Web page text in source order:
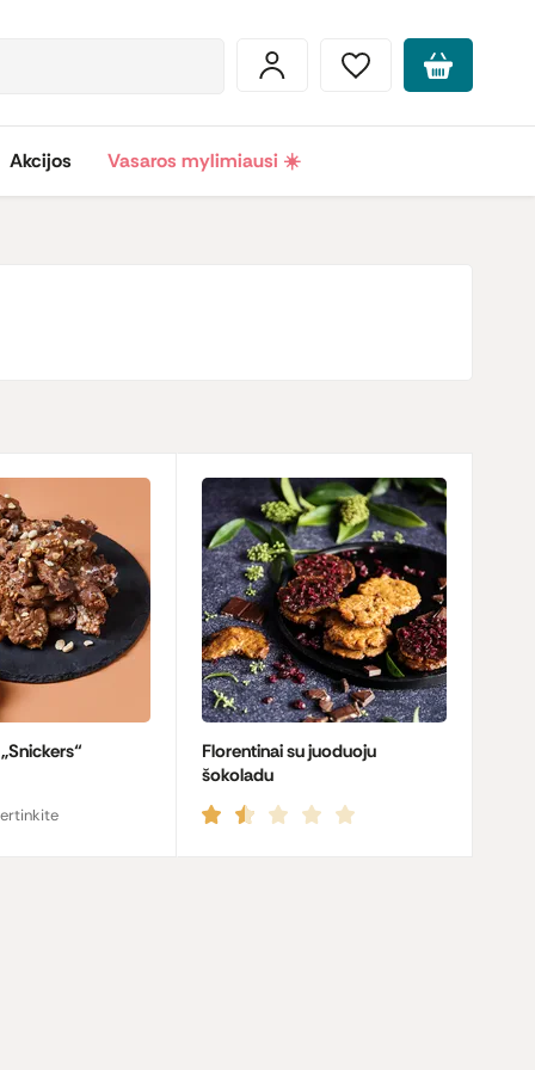
Akcijos Vasaros mylimiausi ☀️
Florentinai su juoduoju
šokoladu